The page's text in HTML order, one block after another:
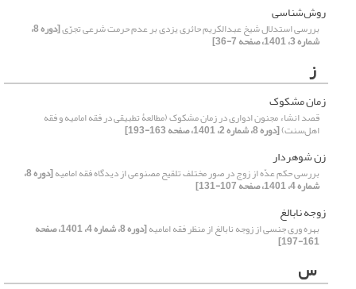
روش‌شناسی
بررسی استدلال شیخ عبدالکریم حائری یزدی بر عدم حرمت شرعی تجرّی [دوره 8،
شماره 3، 1401، صفحه 7-36]
ز
زمان مشکوک
قصد انشاء مجنون ادواری در زمان مشکوک (مطالعۀ تطبیقی در فقه امامیه و فقه
اهل‌سنت)[دوره 8، شماره 2، 1401، صفحه 163-193]
زن شوهردار
بررسی حکم عدّه از زوج در صور مختلف تلقیح مصنوعی از دیدگاه فقه امامیه [دوره 8،
شماره 4، 1401، صفحه 107-131]
زوجه نابالغ
بهره وری جنسی از زوجه نابالغ از منظر فقه امامیه [دوره 8، شماره 4، 1401، صفحه
161-197]
س